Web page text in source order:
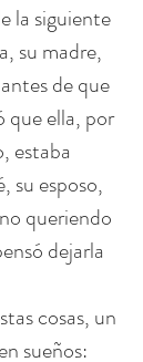
la siguiente
su madre,
de que
que ella, por
estaba
su esposo,
queriendo
dejarla
cosas, un
sueños: